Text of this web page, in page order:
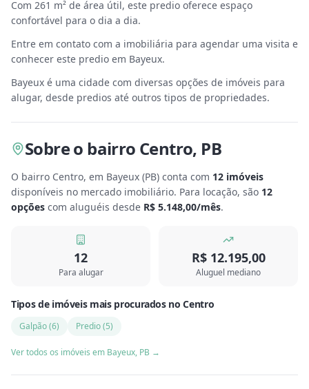
Com 261 m² de área útil, este predio oferece espaço
confortável para o dia a dia.
Entre em contato com a imobiliária para agendar uma visita e
conhecer este predio em Bayeux.
Bayeux é uma cidade com diversas opções de imóveis para
alugar, desde predios até outros tipos de propriedades.
Sobreo bairro Centro, PB
O bairro Centro, em Bayeux (PB) conta com 12 imóveis
disponíveis no mercado imobiliário. Para locação, são 12
opções com aluguéis desde R$ 5.148,00/mês.
12
Para alugar
R$ 12.195,00
Aluguel mediano
Tipos de imóveis mais procurados no Centro
Galpão(6) Predio(5)
Ver todos os imóveis em Bayeux, PB →